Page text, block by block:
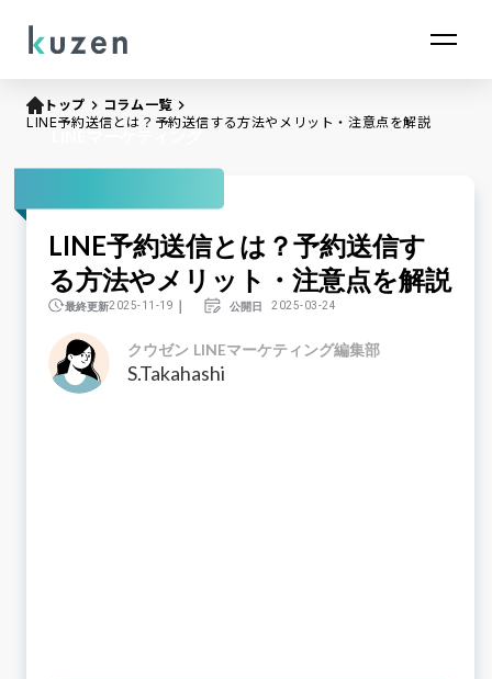
トップ keyboard_arrow_right コラム一覧keyboard_arrow_right
LINE予約送信とは？予約送信する方法やメリット・注意点を解説
LINE予約送信とは？予約送信す
る方法やメリット・注意点を解説
最終更新2025-11-19 ｜ 公開日 2025-03-24
クウゼン LINEマーケティング編集部
S.Takahashi